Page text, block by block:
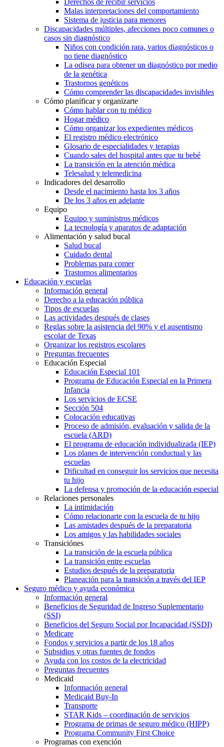
Malas interpretaciones del comportamiento
Sistema de justicia para menores
Discapacidades múltiples, afecciones poco comunes o
casos sin diagnóstico
Niños con condición rara, varios diagnósticos o
no tiene diagnóstico
La odisea para obtener un diagnóstico por medio
de la genética
Trastornos genéticos
Cómo comprender las discapacidades invisibles
Cómo planificar y organizarte
Cómo hablar con tu médico
Hogar médico
Cómo organizar los expedientes médicos
El registro médico electrónico
Glosario de especialidades y terapias
Cuando sales del hospital antes que tu bebé
La transición en la atención médica
Telesalud y telemedicina
Indicadores del desarrollo
Desde el nacimiento hasta los 3 años
De los 3 años en adelante
Equipo
Equipo y suministros médicos
La tecnología y aparatos de adaptación
Alimentación y salud bucal
Salud bucal
Cuidado dental
Problemas para comer
Trastornos alimentarios
Educación y escuelas
Información general
Derecho a la educación pública
Tipos de escuelas
Las actividades después de clases
Reglas sobre la asistencia del 90% y el ausentismo
escolar de Texas
Organizar los registros escolares
Preguntas frecuentes
Educación Especial
Educación Especial 101
Programa de Educación Especial en la Primera
Infancia
Los servicios de ECSE
Sección 504
Colocación educativas
Proceso de admisión, evaluación y salida de la
escuela (ARD)
El programa de educación individualizada (IEP)
Los planes de intervención conductual y las
escuelas
Dificultad en conseguir los servicios que necesita
tu hijo
La defensa y promoción de la educación especial
Relaciones personales
La intimidación
Cómo relacionarte con la escuela de tu hijo
Las amistades después de la preparatoria
Los amigos y las habilidades sociales
Transiciónes
La transición de la escuela pública
La transición entre escuelas
Estudios después de la preparatoria
Planeación para la transición a través del IEP
Seguro médico y ayuda económica
Información general
Beneficios de Seguridad de Ingreso Suplementario
(SSI)
Beneficios del Seguro Social por Incapacidad (SSDI)
Medicare
Fondos y servicios a partir de los 18 años
Subsidios y otras fuentes de fondos
Ayuda con los costos de la electricidad
Preguntas frecuentes
Medicaid
Información general
Medicaid Buy-In
Transporte
STAR Kids – coordinación de servicios
Programa de primas de seguro médico (HIPP)
Programa Community First Choice
Programas con exención